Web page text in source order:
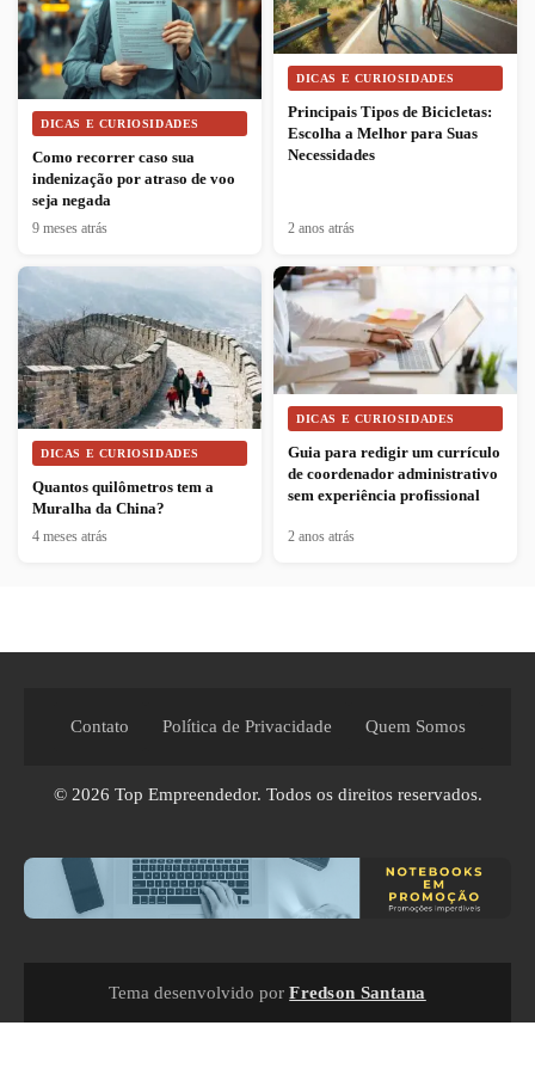
DICAS E CURIOSIDADES
Como recorrer caso sua
indenização por atraso de voo
seja negada
9 meses atrás
DICAS E CURIOSIDADES
Principais Tipos de Bicicletas:
Escolha a Melhor para Suas
Necessidades
2 anos atrás
DICAS E CURIOSIDADES
Quantos quilômetros tem a
Muralha da China?
4 meses atrás
DICAS E CURIOSIDADES
Guia para redigir um currículo
de coordenador administrativo
sem experiência profissional
2 anos atrás
Contato Política de Privacidade Quem Somos
© 2026 Top Empreendedor. Todos os direitos reservados.
Tema desenvolvido por Fredson Santana